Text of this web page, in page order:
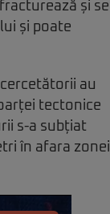
și se
și poate
au
tectonice
s-a subțiat
în afara zonei